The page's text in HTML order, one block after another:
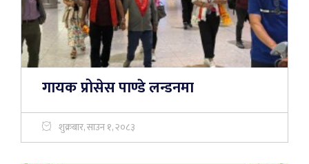
गायक प्रोसेस पाण्डे लन्डनमा
शुक्रबार, साउन १, २०८३